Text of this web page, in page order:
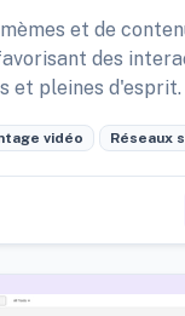
et de
des
et pleines d'esprit.
vidéo Réseaux